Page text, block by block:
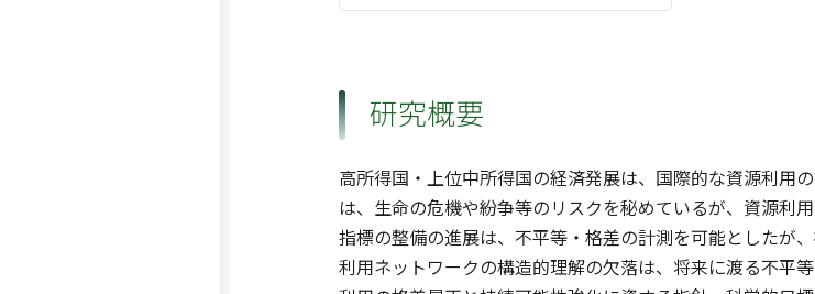
研究概要
高所得国・上位中所得国の経済発展は、国際的な資源利用
は、生命の危機や紛争等のリスクを秘めているが、資源利
指標の整備の進展は、不平等・格差の計測を可能としたが
利用ネットワークの構造的理解の欠落は、将来に渡る不平